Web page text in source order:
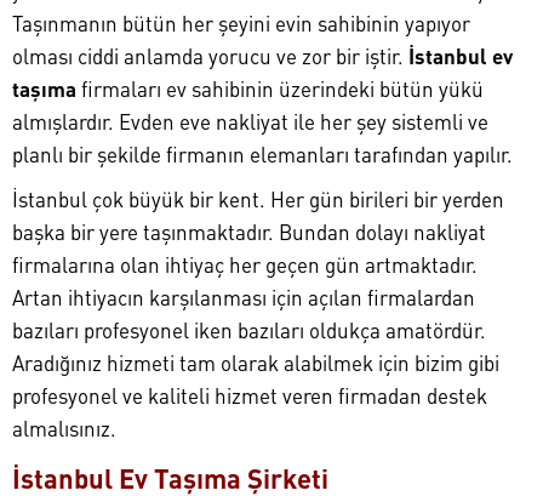
Taşınmanın bütün her şeyini evin sahibinin yapıyor
olması ciddi anlamda yorucu ve zor bir iştir. İstanbul ev
taşıma firmaları ev sahibinin üzerindeki bütün yükü
almışlardır. Evden eve nakliyat ile her şey sistemli ve
planlı bir şekilde firmanın elemanları tarafından yapılır.
İstanbul çok büyük bir kent. Her gün birileri bir yerden
başka bir yere taşınmaktadır. Bundan dolayı nakliyat
firmalarına olan ihtiyaç her geçen gün artmaktadır.
Artan ihtiyacın karşılanması için açılan firmalardan
bazıları profesyonel iken bazıları oldukça amatördür.
Aradığınız hizmeti tam olarak alabilmek için bizim gibi
profesyonel ve kaliteli hizmet veren firmadan destek
almalısınız.
İstanbul Ev Taşıma Şirketi